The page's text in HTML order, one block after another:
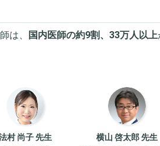
は、 国内医師の約9割、33万人以上
村 尚子 先生 横山 啓太郎 先生